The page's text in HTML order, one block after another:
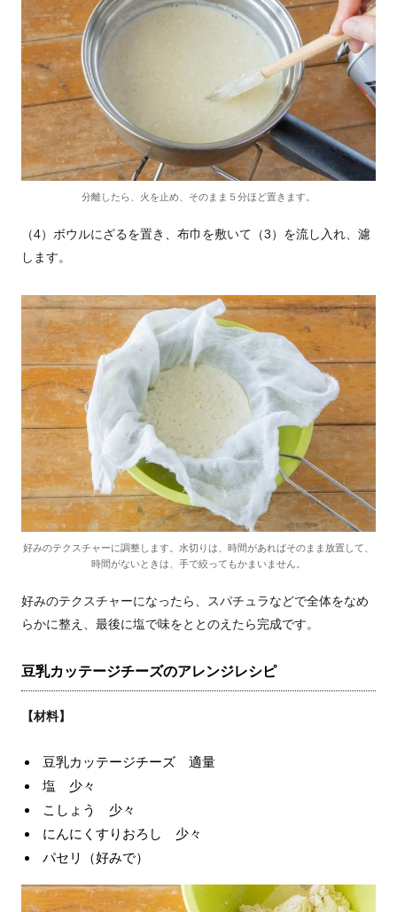
分離したら、火を止め、そのまま５分ほど置きます。
（4）ボウルにざるを置き、布巾を敷いて（3）を流し入れ、濾
します。
好みのテクスチャーに調整します。水切りは、時間があればそのまま放置して、
時間がないときは、手で絞ってもかまいません。
好みのテクスチャーになったら、スパチュラなどで全体をなめ
らかに整え、最後に塩で味をととのえたら完成です。
豆乳カッテージチーズのアレンジレシピ
【材料】
豆乳カッテージチーズ 適量
塩 少々
こしょう 少々
にんにくすりおろし 少々
パセリ（好みで）